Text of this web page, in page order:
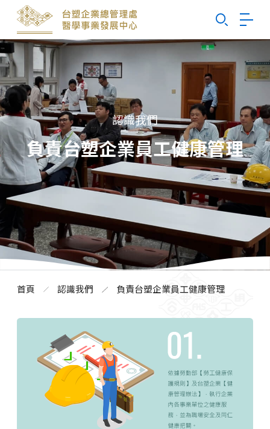
Search
認識我們
負責台塑企業員工健康管理
首頁 認識我們 負責台塑企業員工健康管理